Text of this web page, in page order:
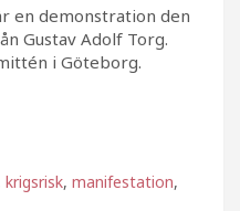
en demonstration den
Gustav Adolf Torg.
i Göteborg.
krigsrisk, manifestation,